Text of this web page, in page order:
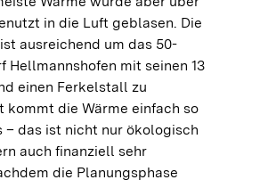
in die Luft geblasen. Die
ausreichend um das 50-
Hellmannshofen mit seinen 13
einen Ferkelstall zu
kommt die Wärme einfach so
– das ist nicht nur ökologisch
auch finanziell sehr
die Planungsphase